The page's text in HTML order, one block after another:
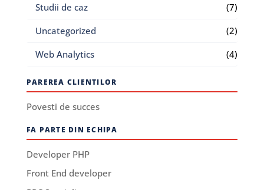
Studii de caz
(7)
Uncategorized
(2)
Web Analytics
(4)
PAREREA CLIENTILOR
Povesti de succes
FA PARTE DIN ECHIPA
Developer PHP
Front End developer